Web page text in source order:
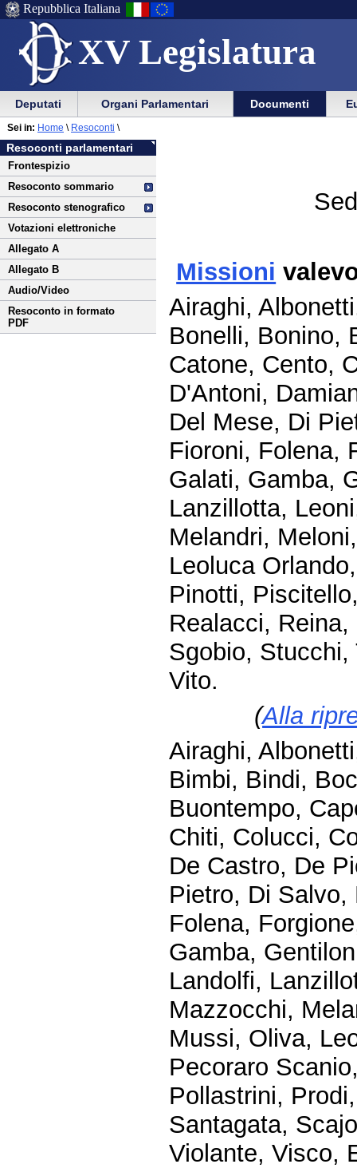
XV Legislatura
Menu
di
ausilio
alla
navigazione
Vai
Menu
di
navigazione
principale
Repubblica Italiana
Menu
di
navigazione
principale
Vai
menu
di
sezione
Deputati Organi Parlamentari Documenti
Vai
al
contenuto
Resoconti parlamentari
Frontespizio
Resoconto sommario
Resoconto stenografico
Votazioni elettroniche
Allegato A
Allegato B
Audio/Video
Resoconto in formato
PDF
Sei in: Home \ Resoconti \
Missioni
Airaghi,
Bonelli, Bonino,
Catone, Cento,
D'Antoni,
Del Mese, Di
Fioroni, Folena,
Galati, Gamba,
Lanzillotta,
Melandri,
Leoluca
Pinotti,
Realacci,
Sgobio,
Vito.
(Alla
Airaghi,
Bimbi, Bindi,
Buontempo,
Chiti, Colucci,
De Castro, De
Pietro, Di Salvo,
Folena,
Gamba,
Landolfi,
Mazzocchi,
Mussi, Oliva,
Pecoraro
Pollastrini,
Santagata,
Violante, Visco,